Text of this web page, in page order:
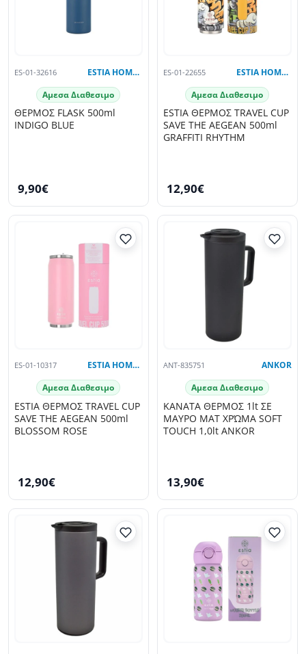
ES-01-32616 ESTIA HOME ART
Αμεσα Διαθεσιμο
ΘΕΡΜΟΣ FLASK 500ml
INDIGO BLUE
9,90€
ES-01-22655 ESTIA HOME ART
Αμεσα Διαθεσιμο
ESTIA ΘΕΡΜΟΣ TRAVEL CUP
SAVE THE AEGEAN 500ml
GRAFFITI RHYTHM
12,90€
ES-01-10317 ESTIA HOME ART
Αμεσα Διαθεσιμο
ESTIA ΘΕΡΜΟΣ TRAVEL CUP
SAVE THE AEGEAN 500ml
BLOSSOM ROSE
12,90€
ANT-835751 ANKOR
Αμεσα Διαθεσιμο
ΚΑΝΑΤΑ ΘΕΡΜΟΣ 1lt ΣΕ
ΜΑΥΡΟ ΜΑΤ ΧΡΏΜΑ SOFT
TOUCH 1,0lt ANKOR
13,90€